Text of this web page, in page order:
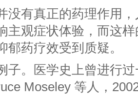
没有真正的药理作用
主观症状体验，而这
郁药疗效受到质疑。
子。医学史上曾进行
Moseley 等人，